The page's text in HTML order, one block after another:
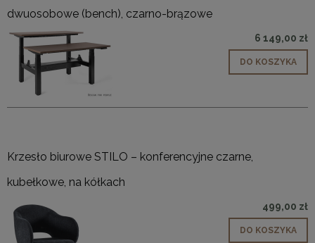
dwuosobowe (bench), czarno-brązowe
6 149,00 zł
DO KOSZYKA
Krzesło biurowe STILO – konferencyjne czarne,
kubełkowe, na kółkach
499,00 zł
DO KOSZYKA